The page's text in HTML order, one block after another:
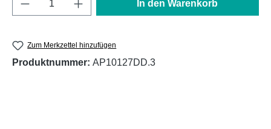
In den Warenkorb
Zum Merkzettel hinzufügen
Produktnummer: AP10127DD.3